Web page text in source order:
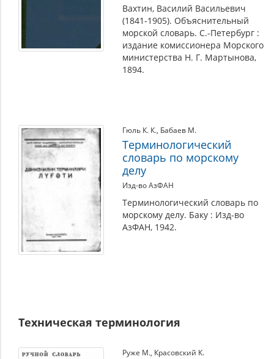
Вахтин, Василий Васильевич
(1841-1905). Объяснительный
морской словарь. С.-Петербург :
издание комиссионера Морского
министерства Н. Г. Мартынова,
1894.
Гюль К. К., Бабаев М.
Терминологический
словарь по морскому
делу
Изд-во АзФАН
Терминологический словарь по
морскому делу. Баку : Изд-во
АзФАН, 1942.
Техническая терминология
Руже М., Красовский К.